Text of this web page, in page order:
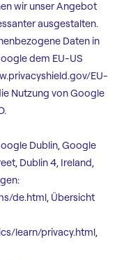
wir unser Angebot
ausgestalten.
Daten in
dem EU-US
EU-
Nutzung von Google
Dublin, Google
Dublin 4, Ireland,
de.html, Übersicht
learn/privacy.html,